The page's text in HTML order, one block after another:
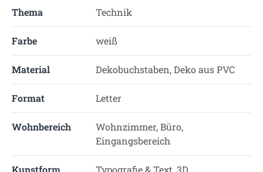
Thema Technik
Farbe weiß
Material Dekobuchstaben, Deko aus PVC
Format Letter
Wohnbereich
Wohnzimmer, Büro,
Eingangsbereich
Kunstform Typografie & Text, 3D